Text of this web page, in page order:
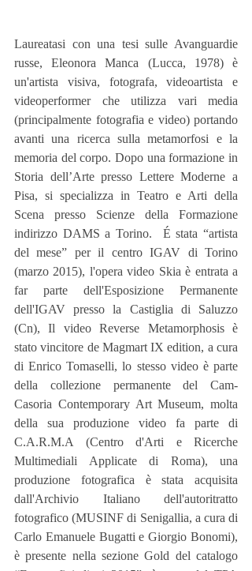
Laureatasi con una tesi sulle Avanguardie
russe, Eleonora Manca (Lucca, 1978) è
un'artista visiva, fotografa, videoartista e
videoperformer che utilizza vari media
(principalmente fotografia e video) portando
avanti una ricerca sulla metamorfosi e la
memoria del corpo. Dopo una formazione in
Storia dell’Arte presso Lettere Moderne a
Pisa, si specializza in Teatro e Arti della
Scena presso Scienze della Formazione
indirizzo DAMS a Torino.  É stata “artista
del mese” per il centro IGAV di Torino
(marzo 2015), l'opera video Skia è entrata a
far parte dell'Esposizione Permanente
dell'IGAV presso la Castiglia di Saluzzo
(Cn), Il video Reverse Metamorphosis è
stato vincitore de Magmart IX edition, a cura
di Enrico Tomaselli, lo stesso video è parte
della collezione permanente del Cam-
Casoria Contemporary Art Museum, molta
della sua produzione video fa parte di
C.A.R.M.A (Centro d'Arti e Ricerche
Multimediali Applicate di Roma), una
produzione fotografica è stata acquisita
dall'Archivio Italiano dell'autoritratto
fotografico (MUSINF di Senigallia, a cura di
Carlo Emanuele Bugatti e Giorgio Bonomi),
è presente nella sezione Gold del catalogo